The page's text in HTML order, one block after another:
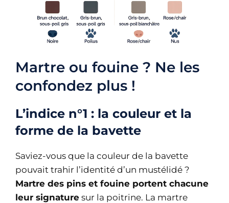
Martre ou fouine ? Ne les
confondez plus !
L’indice n°1 : la couleur et la
forme de la bavette
Saviez-vous que la couleur de la bavette
pouvait trahir l’identité d’un mustélidé ?
Martre des pins et fouine portent chacune
leur signature sur la poitrine. La martre